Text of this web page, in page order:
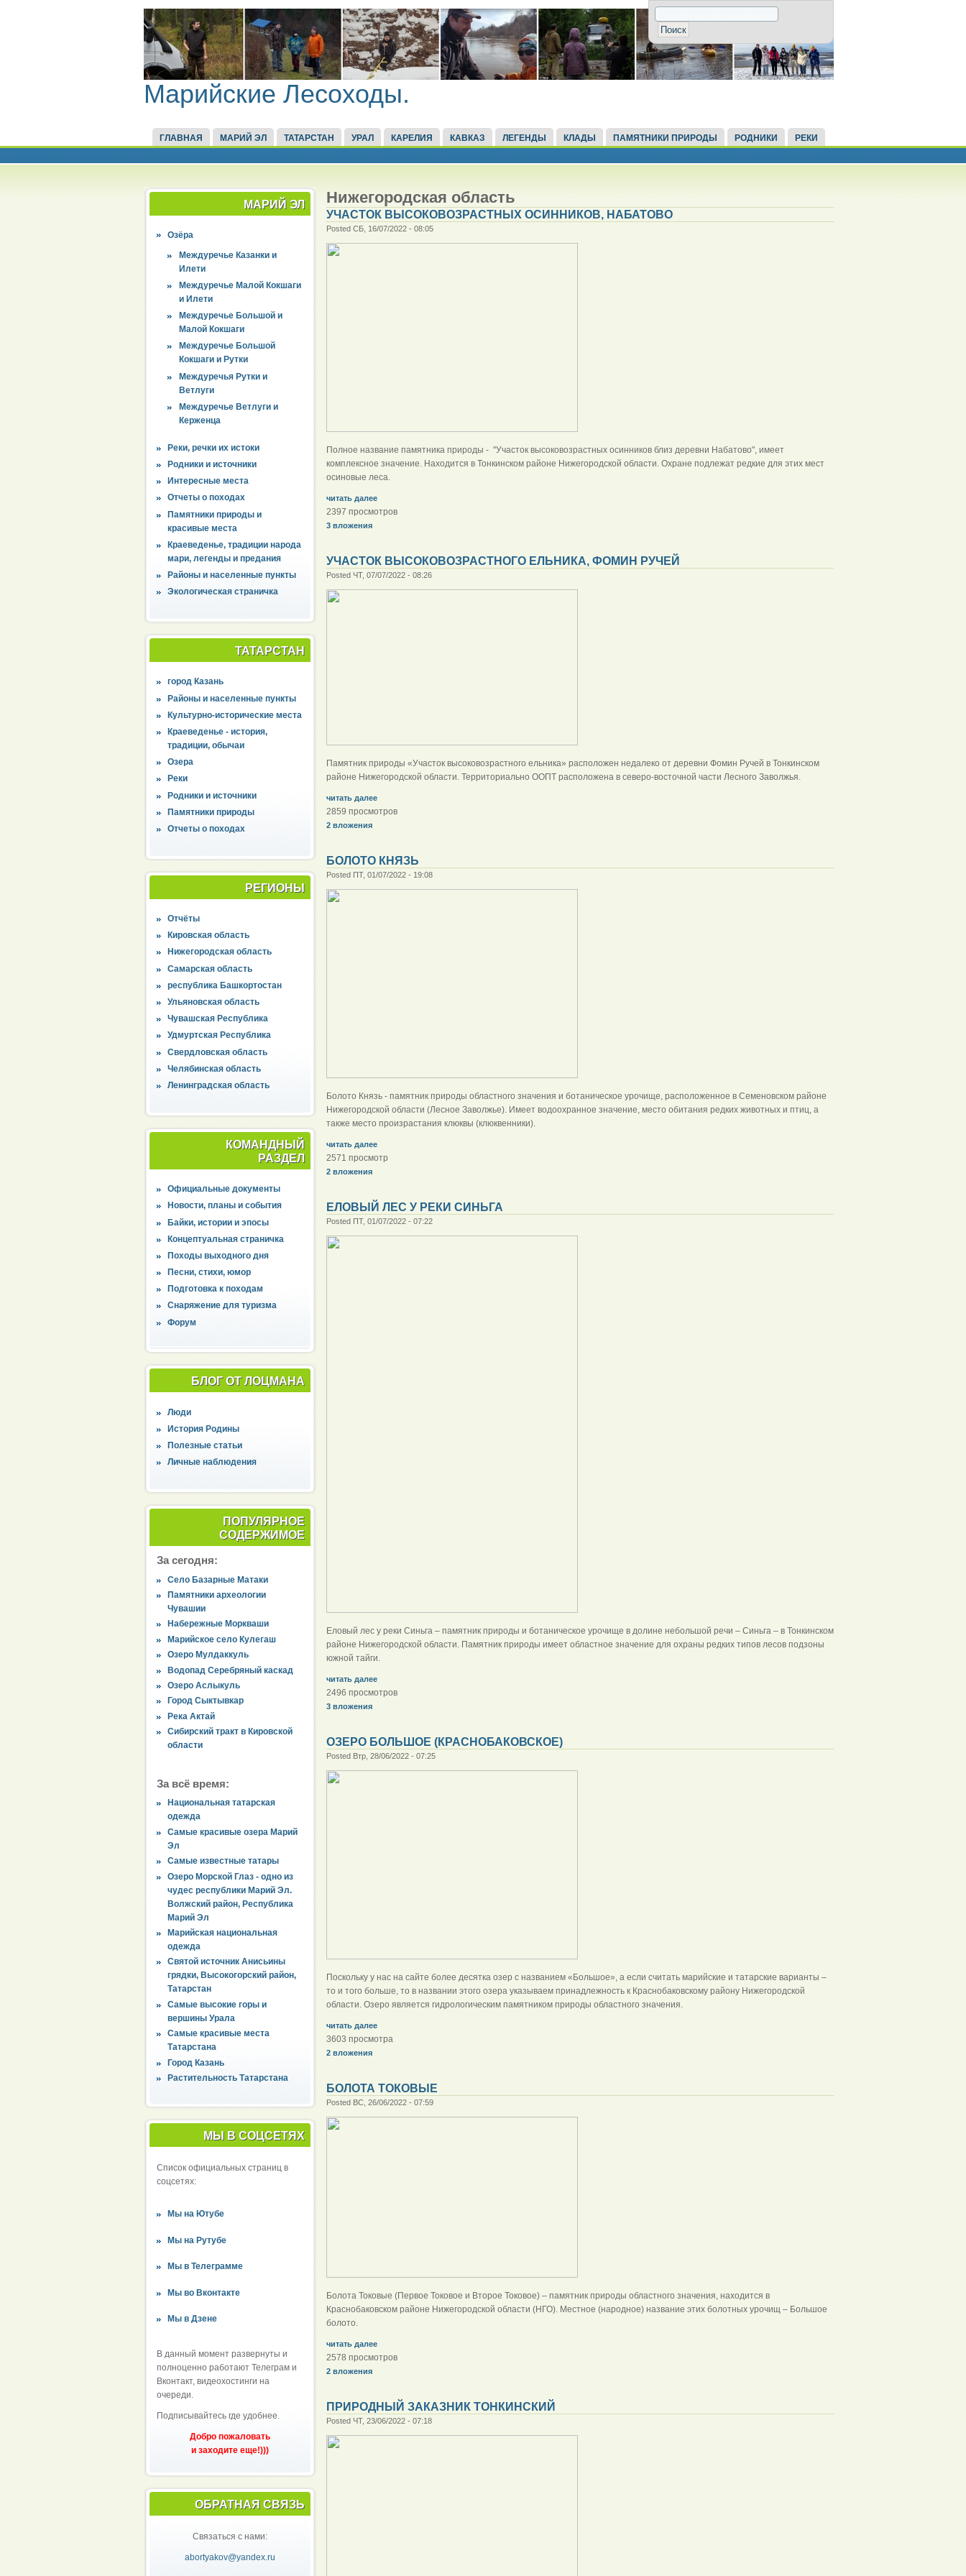
Марийские Лесоходы.
ГЛАВНАЯ МАРИЙ ЭЛ ТАТАРСТАН УРАЛ КАРЕЛИЯ КАВКАЗ ЛЕГЕНДЫ КЛАДЫ ПАМЯТНИКИ ПРИРОДЫ РОДНИКИ РЕКИ
МАРИЙ ЭЛ
Озёра
Междуречье Казанки и
Илети
Междуречье Малой Кокшаги
и Илети
Междуречье Большой и
Малой Кокшаги
Междуречье Большой
Кокшаги и Рутки
Междуречья Рутки и
Ветлуги
Междуречье Ветлуги и
Керженца
Реки, речки их истоки
Родники и источники
Интересные места
Отчеты о походах
Памятники природы и
красивые места
Краеведенье, традиции народа
мари, легенды и предания
Районы и населенные пункты
Экологическая страничка
ТАТАРСТАН
город Казань
Районы и населенные пункты
Культурно-исторические места
Краеведенье - история,
традиции, обычаи
Озера
Реки
Родники и источники
Памятники природы
Отчеты о походах
РЕГИОНЫ
Отчёты
Кировская область
Нижегородская область
Самарская область
республика Башкортостан
Ульяновская область
Чувашская Республика
Удмуртская Республика
Свердловская область
Челябинская область
Ленинградская область
КОМАНДНЫЙ
РАЗДЕЛ
Официальные документы
Новости, планы и события
Байки, истории и эпосы
Концептуальная страничка
Походы выходного дня
Песни, стихи, юмор
Подготовка к походам
Снаряжение для туризма
Форум
БЛОГ ОТ ЛОЦМАНА
Люди
История Родины
Полезные статьи
Личные наблюдения
ПОПУЛЯРНОЕ
СОДЕРЖИМОЕ
За сегодня:
Село Базарные Матаки
Памятники археологии
Чувашии
Набережные Моркваши
Марийское село Кулегаш
Озеро Мулдаккуль
Водопад Серебряный каскад
Озеро Аслыкуль
Город Сыктывкар
Река Актай
Сибирский тракт в Кировской
области
За всё время:
Национальная татарская
одежда
Самые красивые озера Марий
Эл
Самые известные татары
Озеро Морской Глаз - одно из
чудес республики Марий Эл.
Волжский район, Республика
Марий Эл
Марийская национальная
одежда
Святой источник Анисьины
грядки, Высокогорский район,
Татарстан
Самые высокие горы и
вершины Урала
Самые красивые места
Татарстана
Город Казань
Растительность Татарстана
МЫ В СОЦСЕТЯХ
Список официальных страниц в
соцсетях:
Мы на Ютубе
Мы на Рутубе
Мы в Телеграмме
Мы во Вконтакте
Мы в Дзене
В данный момент развернуты и
полноценно работают Телеграм и
Вконтакт, видеохостинги на
очереди.
Подписывайтесь где удобнее.
Добро пожаловать
и заходите еще!)))
ОБРАТНАЯ СВЯЗЬ
Связаться с нами:
abortyakov@yandex.ru
Нижегородская область
УЧАСТОК ВЫСОКОВОЗРАСТНЫХ ОСИННИКОВ, НАБАТОВО
Posted СБ, 16/07/2022 - 08:05
Полное название памятника природы - "Участок высоковозрастных осинников близ деревни Набатово", имеет
комплексное значение. Находится в Тонкинском районе Нижегородской области. Охране подлежат редкие для этих мест
осиновые леса.
читать далее
2397 просмотров
3 вложения
УЧАСТОК ВЫСОКОВОЗРАСТНОГО ЕЛЬНИКА, ФОМИН РУЧЕЙ
Posted ЧТ, 07/07/2022 - 08:26
Памятник природы «Участок высоковозрастного ельника» расположен недалеко от деревни Фомин Ручей в Тонкинском
районе Нижегородской области. Территориально ООПТ расположена в северо-восточной части Лесного Заволжья.
читать далее
2859 просмотров
2 вложения
БОЛОТО КНЯЗЬ
Posted ПТ, 01/07/2022 - 19:08
Болото Князь - памятник природы областного значения и ботаническое урочище, расположенное в Семеновском районе
Нижегородской области (Лесное Заволжье). Имеет водоохранное значение, место обитания редких животных и птиц, а
также место произрастания клюквы (клюквенники).
читать далее
2571 просмотр
2 вложения
ЕЛОВЫЙ ЛЕС У РЕКИ СИНЬГА
Posted ПТ, 01/07/2022 - 07:22
Еловый лес у реки Синьга – памятник природы и ботаническое урочище в долине небольшой речи – Синьга – в Тонкинском
районе Нижегородской области. Памятник природы имеет областное значение для охраны редких типов лесов подзоны
южной тайги.
читать далее
2496 просмотров
3 вложения
ОЗЕРО БОЛЬШОЕ (КРАСНОБАКОВСКОЕ)
Posted Втр, 28/06/2022 - 07:25
Поскольку у нас на сайте более десятка озер с названием «Большое», а если считать марийские и татарские варианты –
то и того больше, то в названии этого озера указываем принадлежность к Краснобаковскому району Нижегородской
области. Озеро является гидрологическим памятником природы областного значения.
читать далее
3603 просмотра
2 вложения
БОЛОТА ТОКОВЫЕ
Posted ВС, 26/06/2022 - 07:59
Болота Токовые (Первое Токовое и Второе Токовое) – памятник природы областного значения, находится в
Краснобаковском районе Нижегородской области (НГО). Местное (народное) название этих болотных урочищ – Большое
болото.
читать далее
2578 просмотров
2 вложения
ПРИРОДНЫЙ ЗАКАЗНИК ТОНКИНСКИЙ
Posted ЧТ, 23/06/2022 - 07:18